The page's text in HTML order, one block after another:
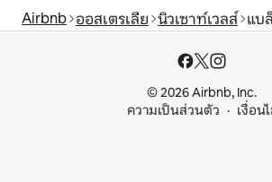
Airbnb ออสเตรเลีย นิวเซาท์เวลส์ แบ
© 2026 Airbnb, Inc.
ความเป็นส่วนตัว
เงื่อน